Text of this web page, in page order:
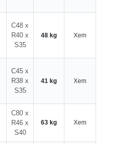
C48 x
R40 x
S35
48 kg Xem
C45 x
R38 x
S35
41 kg Xem
C80 x
R46 x
S40
63 kg Xem